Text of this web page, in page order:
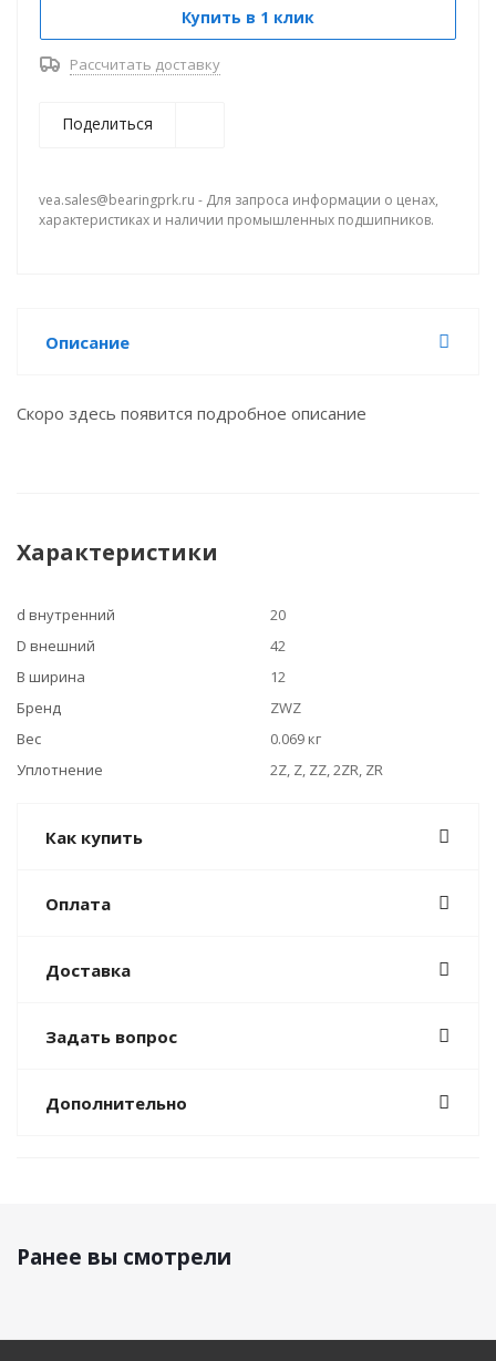
Купить в 1 клик
Рассчитать доставку
Поделиться
vea.sales@bearingprk.ru - Для запроса информации о ценах,
характеристиках и наличии промышленных подшипников.
Описание
Скоро здесь появится подробное описание
Характеристики
d внутренний
20
D внешний
42
B ширина
12
Бренд
ZWZ
Вес
0.069 кг
Уплотнение
2Z, Z, ZZ, 2ZR, ZR
Как купить
Оплата
Доставка
Задать вопрос
Дополнительно
Ранее вы смотрели